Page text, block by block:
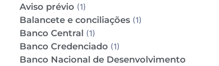
Aviso prévio (1)
Balancete e conciliações (1)
Banco Central (1)
Banco Credenciado (1)
Banco Nacional de Desenvolvimento